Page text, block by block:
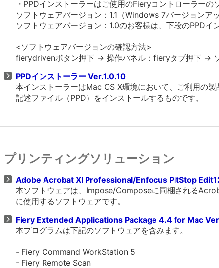
・PPDインストーラーはご使用のFieryコントローラー
ソフトウェアバージョン：1.1（Windows 7バージョン
ソフトウェアバージョン：1.0のお客様は、下段のPPDイ
<ソフトウェアバージョンの確認方法>
fierydrivenボタン押下 -> 操作パネル：fieryタブ押下 ->
PPDインストーラー Ver.1.0.10
本インストーラーはMac OS X環境において、ご利用の
記述ファイル（PPD）をインストールするものです。
プリンティングソリューション
Adobe Acrobat XI Professional/Enfocus PitStop
本ソフトウェアは、Impose/Composeに同梱される
に使用するソフトウェアです。
Fiery Extended Applications Package 4.4 for Mac
本プログラムは下記のソフトウェアを含みます。
- Fiery Command WorkStation 5
- Fiery Remote Scan